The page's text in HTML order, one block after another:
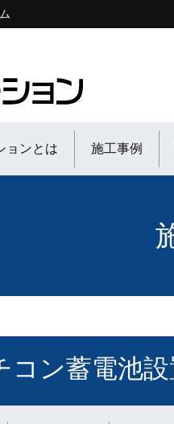
ョンとは 施工事例
ン蓄電池